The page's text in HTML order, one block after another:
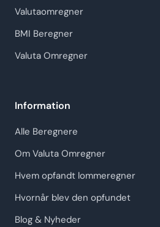
Valutaomregner
BMI Beregner
Valuta Omregner
Information
Alle Beregnere
Om Valuta Omregner
Hvem opfandt lommeregner
Hvornår blev den opfundet
Blog & Nyheder